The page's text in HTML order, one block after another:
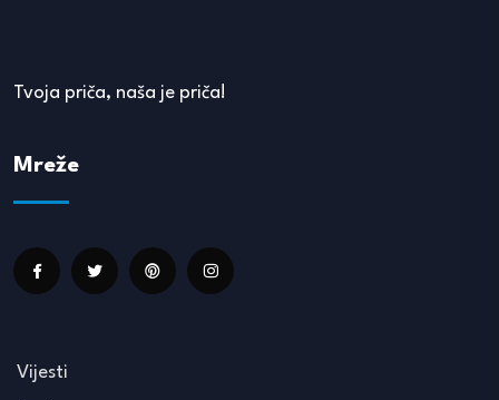
Tvoja priča, naša je priča!
Mreže
Vijesti